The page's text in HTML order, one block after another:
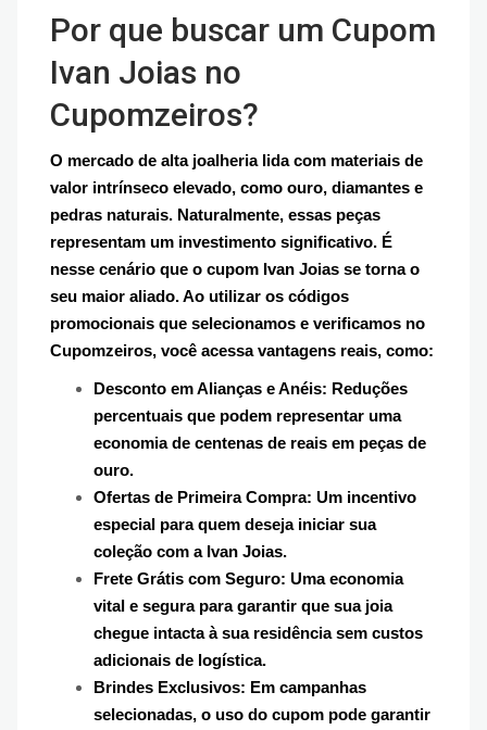
Por que buscar um Cupom
Ivan Joias no
Cupomzeiros?
O mercado de alta joalheria lida com materiais de
valor intrínseco elevado, como ouro, diamantes e
pedras naturais. Naturalmente, essas peças
representam um investimento significativo. É
nesse cenário que o cupom Ivan Joias se torna o
seu maior aliado. Ao utilizar os códigos
promocionais que selecionamos e verificamos no
Cupomzeiros, você acessa vantagens reais, como:
Desconto em Alianças e Anéis: Reduções
percentuais que podem representar uma
economia de centenas de reais em peças de
ouro.
Ofertas de Primeira Compra: Um incentivo
especial para quem deseja iniciar sua
coleção com a Ivan Joias.
Frete Grátis com Seguro: Uma economia
vital e segura para garantir que sua joia
chegue intacta à sua residência sem custos
adicionais de logística.
Brindes Exclusivos: Em campanhas
selecionadas, o uso do cupom pode garantir